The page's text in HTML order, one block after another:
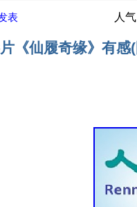
表 人气
《仙履奇缘》有感